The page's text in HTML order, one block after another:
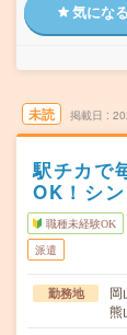
気にな
未読 掲載日
駅チカで
OK！シ
職種未経験OK
派遣
勤務地
岡
熊